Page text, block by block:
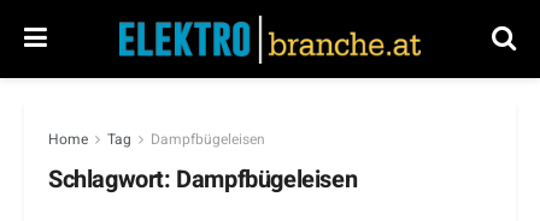
Home Tag Dampfbügeleisen
Schlagwort: Dampfbügeleisen